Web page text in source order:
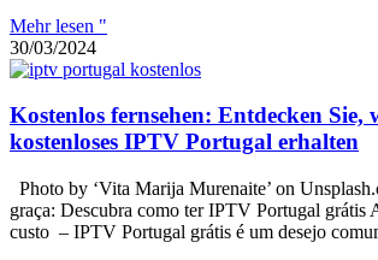
Mehr lesen "
30/03/2024
Kostenlos fernsehen: Entdecken Sie,
kostenloses IPTV Portugal erhalten
Photo by ‘Vita Marija Murenaite’ on
graça: Descubra como ter IPTV Portugal grátis
custo – IPTV Portugal grátis é um desejo